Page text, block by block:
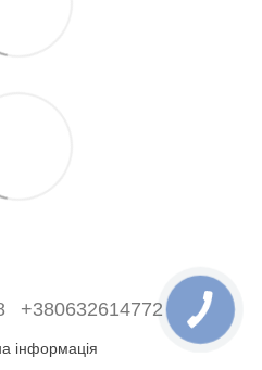
+380632614772
інформація